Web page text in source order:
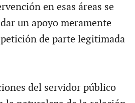
en esas áreas se
un apoyo meramente
de parte legitimada
del servidor público